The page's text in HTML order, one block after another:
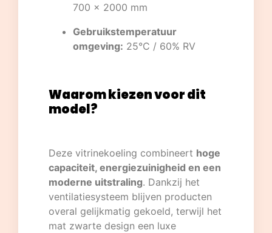
700 × 2000 mm
Gebruikstemperatuur
omgeving: 25°C / 60% RV
Waarom kiezen voor dit
model?
Deze vitrinekoeling combineert hoge
capaciteit, energiezuinigheid en een
moderne uitstraling. Dankzij het
ventilatiesysteem blijven producten
overal gelijkmatig gekoeld, terwijl het
mat zwarte design een luxe